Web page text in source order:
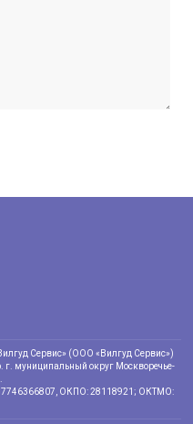
Сервис» (ООО «Вилгуд Сервис»)
г. муниципальный округ Москворечье-
ОКПО: 28118921; ОКТМО: